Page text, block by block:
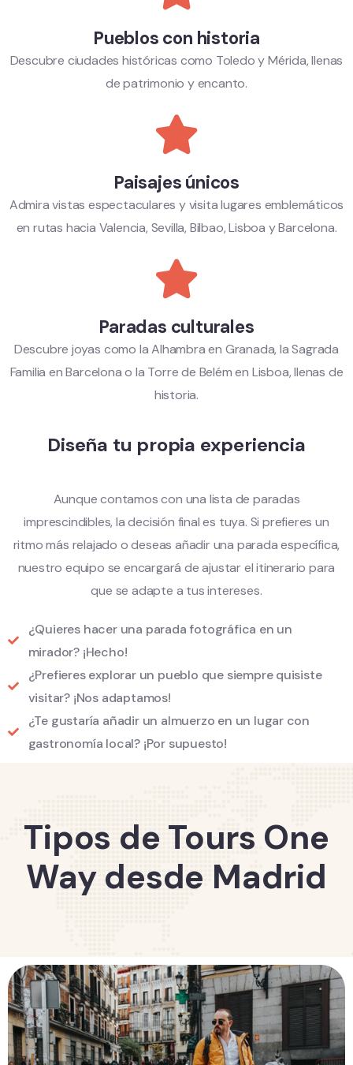
Pueblos con historia
Descubre ciudades históricas como Toledo y Mérida, llenas
de patrimonio y encanto.
Paisajes únicos
Admira vistas espectaculares y visita lugares emblemáticos
en rutas hacia Valencia, Sevilla, Bilbao, Lisboa y Barcelona.
Paradas culturales
Descubre joyas como la Alhambra en Granada, la Sagrada
Familia en Barcelona o la Torre de Belém en Lisboa, llenas de
historia.
Diseña tu propia experiencia
Aunque contamos con una lista de paradas
imprescindibles, la decisión final es tuya. Si prefieres un
ritmo más relajado o deseas añadir una parada específica,
nuestro equipo se encargará de ajustar el itinerario para
que se adapte a tus intereses.
¿Quieres hacer una parada fotográfica en un
mirador? ¡Hecho!
¿Prefieres explorar un pueblo que siempre quisiste
visitar? ¡Nos adaptamos!
¿Te gustaría añadir un almuerzo en un lugar con
gastronomía local? ¡Por supuesto!
Tipos de Tours One
Way desde Madrid